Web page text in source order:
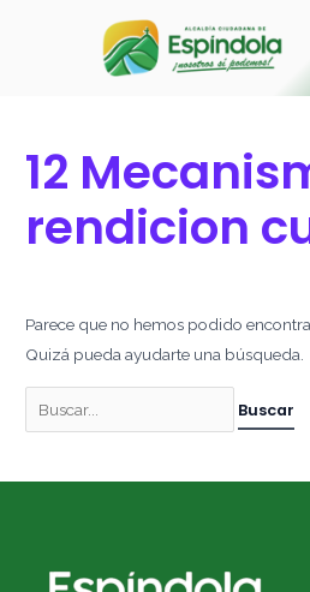
12
rendicion
Parece que no hemos podido
Quizá pueda ayudarte una búsqueda.